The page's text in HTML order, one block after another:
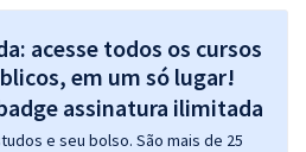
acesse todos os cursos
em um só lugar!
e seu bolso. São mais de 25